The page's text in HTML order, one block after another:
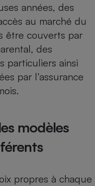
années, des
au marché du
être couverts par
des
particuliers ainsi
par l’assurance
modèles
propres à chaque